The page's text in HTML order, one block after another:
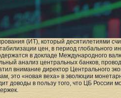
(ИТ), который десятилетиями
цен, в период глобального
в докладе Международного
анализ центральных банков,
внимание директор Центрального
это «новая веха» в эволюции
доводы в пользу того, что ЦБ России